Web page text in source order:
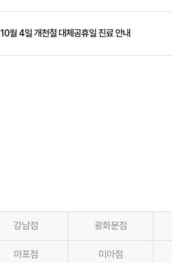
10월 4일 개천절 대체공휴일 진료 안내
강남점 광화문점
마포점 미아점